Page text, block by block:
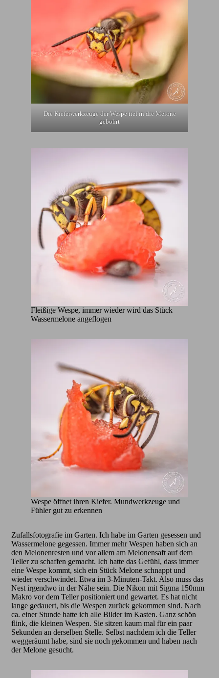
Die Kieferwerkzeuge der Wespe tief in die Melone
gebohrt
Fleißige Wespe, immer wieder wird das Stück
Wassermelone angeflogen
Wespe öffnet ihren Kiefer. Mundwerkzeuge und
Fühler gut zu erkennen
Zufallsfotografie im Garten. Ich habe im Garten gesessen und
Wassermelone gegessen. Immer mehr Wespen haben sich an
den Melonenresten und vor allem am Melonensaft auf dem
Teller zu schaffen gemacht. Ich hatte das Gefühl, dass immer
eine Wespe kommt, sich ein Stück Melone schnappt und
wieder verschwindet. Etwa im 3-Minuten-Takt. Also muss das
Nest irgendwo in der Nähe sein. Die Nikon mit Sigma 150mm
Makro vor dem Teller positioniert und gewartet. Es hat nicht
lange gedauert, bis die Wespen zurück gekommen sind. Nach
ca. einer Stunde hatte ich alle Bilder im Kasten. Ganz schön
flink, die kleinen Wespen. Sie sitzen kaum mal für ein paar
Sekunden an derselben Stelle. Selbst nachdem ich die Teller
weggeräumt habe, sind sie noch gekommen und haben nach
der Melone gesucht.